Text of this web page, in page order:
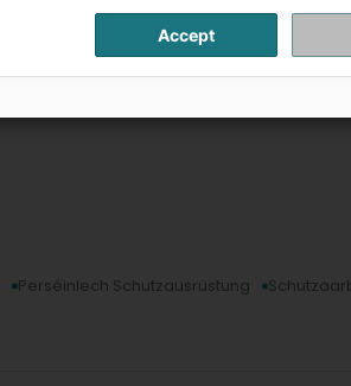
Perséinlech Schutzausrüstung
Accept